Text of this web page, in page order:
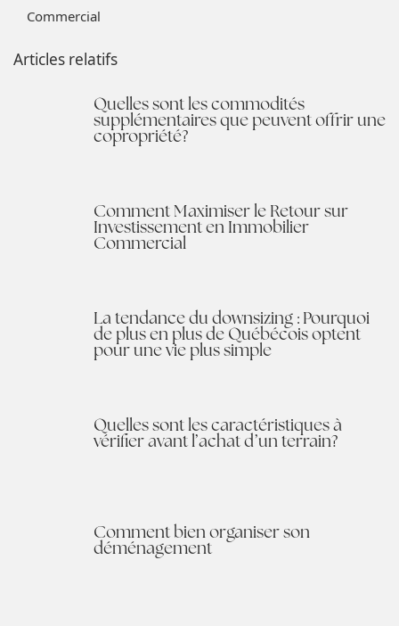
Commercial
Articles relatifs
Quelles sont les commodités
supplémentaires que peuvent offrir une
copropriété?
Comment Maximiser le Retour sur
Investissement en Immobilier
Commercial
La tendance du downsizing : Pourquoi
de plus en plus de Québécois optent
pour une vie plus simple
Quelles sont les caractéristiques à
vérifier avant l’achat d’un terrain?
Comment bien organiser son
déménagement